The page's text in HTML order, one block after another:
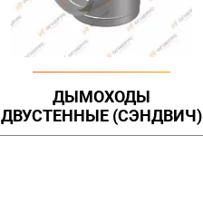
ДЫМОХОДЫ
ДВУСТЕННЫЕ (СЭНДВИЧ)